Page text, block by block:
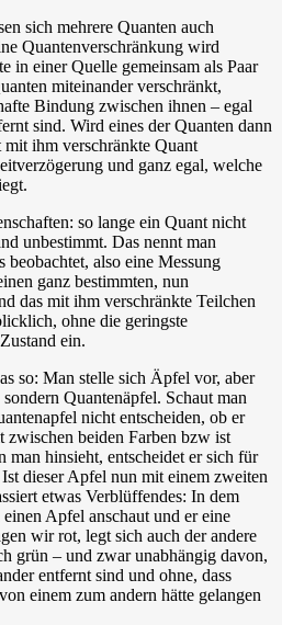
sich mehrere Quanten auch
Quantenverschränkung wird
in einer Quelle gemeinsam als Paar
miteinander verschränkt,
Bindung zwischen ihnen – egal
sind. Wird eines der Quanten dann
mit ihm verschränkte Quant
und ganz egal, welche
so lange ein Quant nicht
unbestimmt. Das nennt man
beobachtet, also eine Messung
ganz bestimmten, nun
das mit ihm verschränkte Teilchen
ohne die geringste
ein.
so: Man stelle sich Äpfel vor, aber
Quantenäpfel. Schaut man
nicht entscheiden, ob er
zwischen beiden Farben bzw ist
man hinsieht, entscheidet er sich für
dieser Apfel nun mit einem zweiten
etwas Verblüffendes: In dem
Apfel anschaut und er eine
wir rot, legt sich auch der andere
grün – und zwar unabhängig davon,
entfernt sind und ohne, dass
einem zum andern hätte gelangen